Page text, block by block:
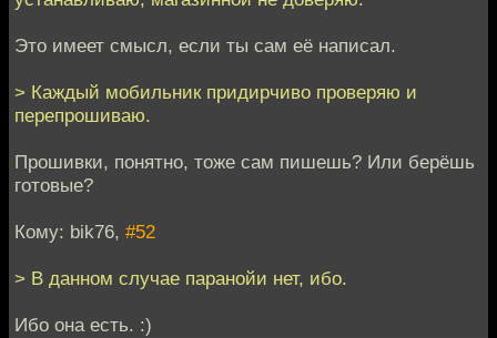
Это имеет смысл, если ты сам её написал.
> Каждый мобильник придирчиво проверяю и
перепрошиваю.
Прошивки, понятно, тоже сам пишешь? Или берёшь
готовые?
Кому: bik76, #52
> В данном случае паранойи нет, ибо.
Ибо она есть. :)